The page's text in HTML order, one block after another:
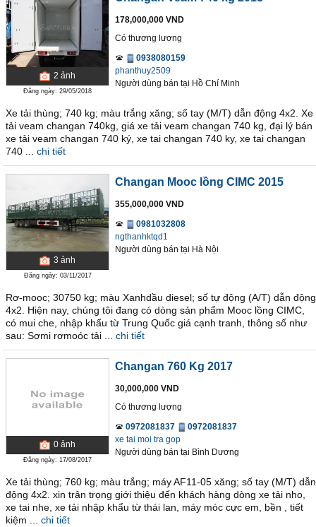
2 ảnh
Đăng ngày: 29/05/2018
178,000,000 VND
Có thương lượng
0938080159
phanthuy2509
Người dùng bán tại Hồ Chí Minh
Xe tải thùng; 740 kg; màu trắng xăng; số tay (M/T) dẫn động 4x2. Xe
tải veam changan 740kg, giá xe tải veam changan 740 kg, đại lý bán
xe tải veam changan 740 ký, xe tai changan 740 ky, xe tai changan
740 ...
chi tiết
3 ảnh
Đăng ngày: 03/11/2017
Changan Mooc lồng CIMC 2015
355,000,000 VND
0981032808
ngthanhktqd1
Người dùng bán tại Hà Nội
Rơ-mooc; 30750 kg; màu Xanhdầu diesel; số tự động (A/T) dẫn động
4x2. Hiện nay, chúng tôi đang có dòng sản phẩm Mooc lồng CIMC,
có mui che, nhập khẩu từ Trung Quốc giá cạnh tranh, thông số như
sau: Sơmi rơmoóc tải ...
chi tiết
0 ảnh
Đăng ngày: 17/08/2017
Changan 760 Kg 2017
30,000,000 VND
Có thương lượng
0972081837
0972081837
xe tai moi tra gop
Người dùng bán tại Bình Dương
Xe tải thùng; 760 kg; màu trắng; máy AF11-05 xăng; số tay (M/T) dẫn
động 4x2. xin trân trọng giới thiệu đến khách hàng dòng xe tải nho,
xe tai nhe, xe tải nhập khẩu từ thái lan, máy móc cực em, bền , tiết
kiệm ...
chi tiết